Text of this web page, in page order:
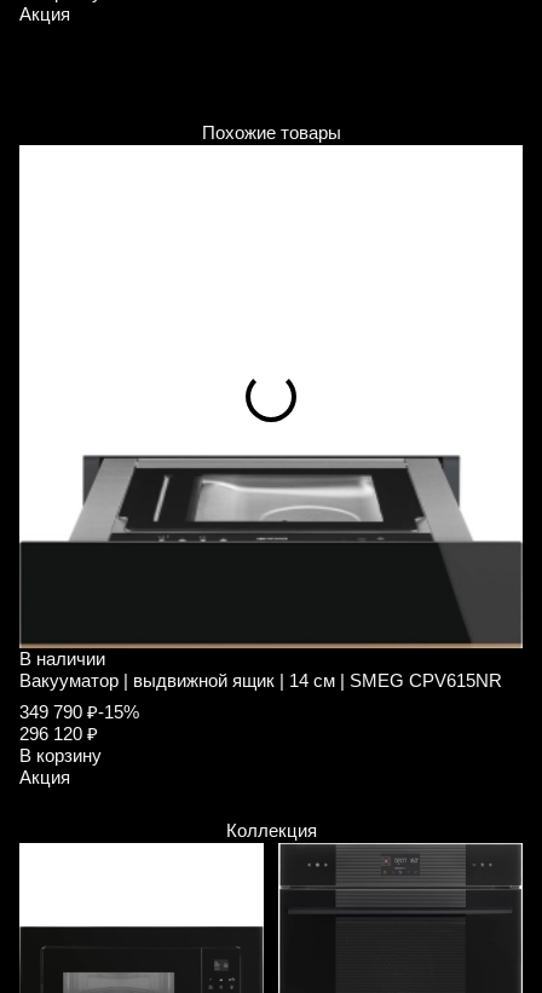
Акция
Похожие товары
В наличии
Вакууматор | выдвижной ящик | 14 см | SMEG CPV615NR
349 790 ₽-15%
296 120 ₽
В корзину
Акция
Коллекция